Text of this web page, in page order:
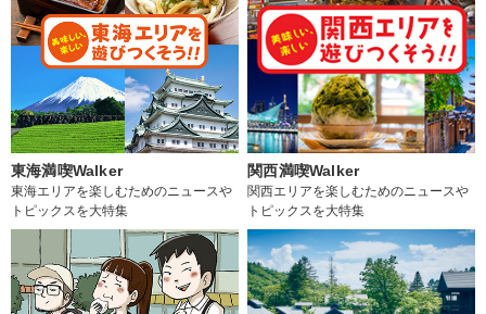
東海満喫Walker
東海エリアを楽しむためのニュースや
トピックスを大特集
関西満喫Walker
関西エリアを楽しむためのニュースや
トピックスを大特集